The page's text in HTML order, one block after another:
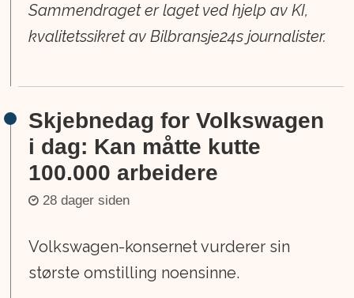
Sammendraget er laget ved hjelp av KI,
kvalitetssikret av Bilbransje24s journalister.
Skjebnedag for Volkswagen
i dag: Kan måtte kutte
100.000 arbeidere
28 dager siden
Volkswagen-konsernet vurderer sin
største omstilling noensinne.